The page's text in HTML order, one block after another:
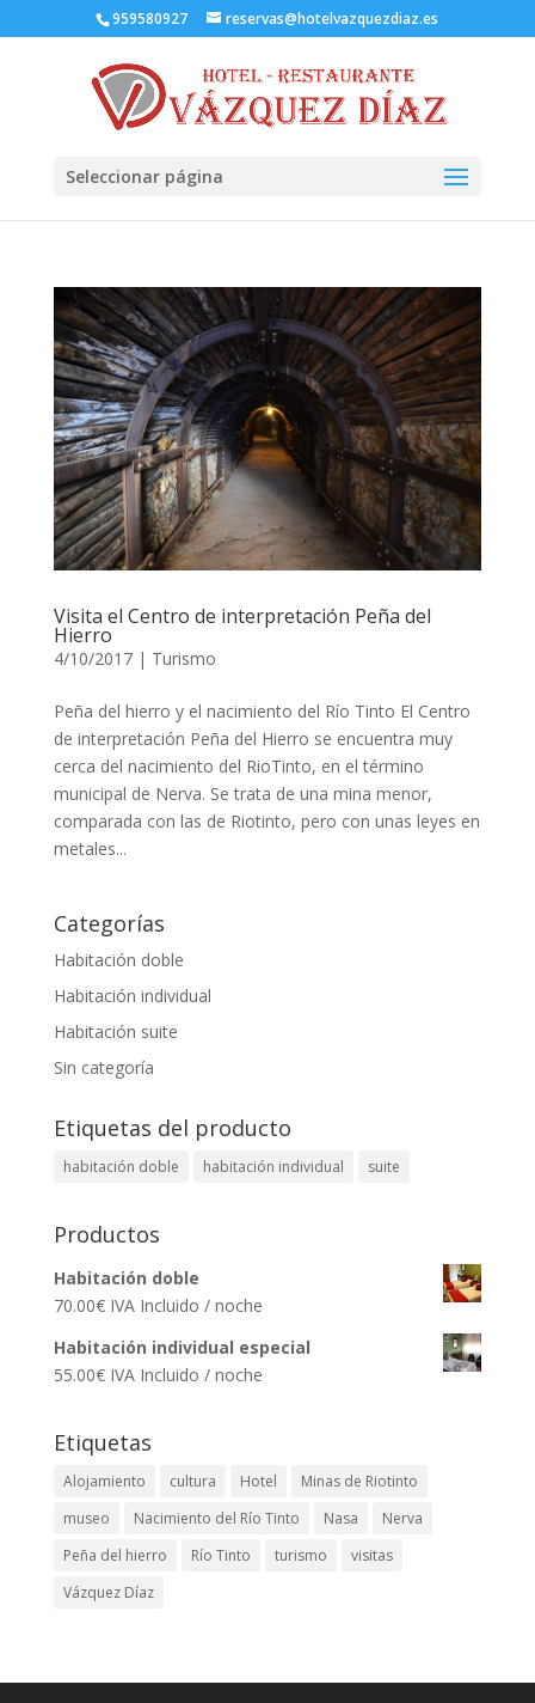
959580927 reservas@hotelvazquezdiaz.es
Seleccionar página
Visita el Centro de interpretación Peña del
Hierro
4/10/2017| Turismo
Peña del hierro y el nacimiento del Río Tinto El Centro
de interpretación Peña del Hierro se encuentra muy
cerca del nacimiento del RioTinto, en el término
municipal de Nerva. Se trata de una mina menor,
comparada con las de Riotinto, pero con unas leyes en
metales...
Categorías
Habitación doble
Habitación individual
Habitación suite
Sin categoría
Etiquetas del producto
habitación doble habitación individual suite
Productos
Habitación doble
70.00€ IVA Incluido / noche
Habitación individual especial
55.00€ IVA Incluido / noche
Etiquetas
Alojamiento cultura Hotel
Minas de Riotinto
museo
Nacimiento del Río Tinto Nasa
Nerva
Peña del hierro
Río Tinto turismo
visitas
Vázquez Díaz